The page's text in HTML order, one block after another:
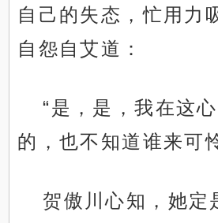
自己的失态，忙用力
自怨自艾道：
“是，是，我在这
的，也不知道谁来可
贺傲川心知，她定